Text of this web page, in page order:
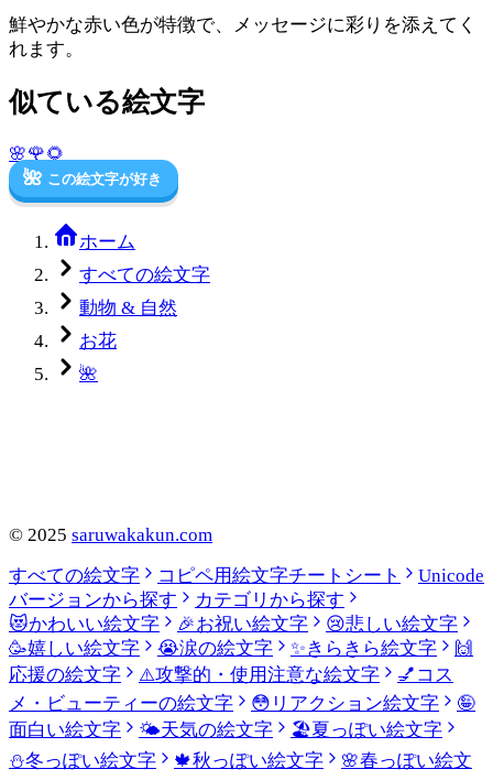
鮮やかな赤い色が特徴で、メッセージに彩りを添えてく
れます。
似ている絵文字
🌸🌹🌻
🌺 この絵文字が好き
ホーム
すべての絵文字
動物 & 自然
お花
🌺
© 2025 saruwakakun.com
すべての絵文字
コピペ用絵文字チートシート
Unicode
バージョンから探す
カテゴリから探す
😻かわいい絵文字 🎉お祝い絵文字 😢悲しい絵文字
🥳嬉しい絵文字 😭涙の絵文字 ✨きらきら絵文字
🙌
応援の絵文字
⚠️攻撃的・使用注意な絵文字 💅 コス
メ・ビューティーの絵文字
😳 リアクション絵文字
🤪
面白い絵文字
🌤️天気の絵文字 🏖️夏っぽい絵文字
⛄冬っぽい絵文字 🍁秋っぽい絵文字 🌸春っぽい絵文